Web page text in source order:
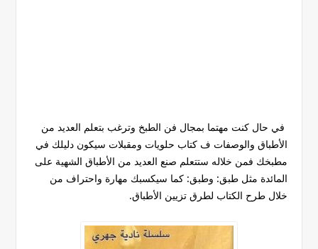
في حال كنت مهتما بمجال فن الطبخ وترغب بتعلم العديد من
الأطباق والوصفات ف كتاب حلويات ومقبلات سيكون دليلك في
مطبخك فمن خلاله ستتعلم صنع العديد من الأطباق الشهية على
المائدة مثل طبق: وطبق: كما سيكسبك مهارة واحتراف من
خلال طرح الكتاب لطرق تزيين الأطباق.